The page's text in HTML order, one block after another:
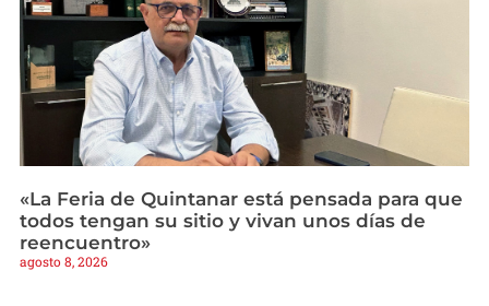
«La Feria de Quintanar está pensada para que
todos tengan su sitio y vivan unos días de
reencuentro»
agosto 8, 2026